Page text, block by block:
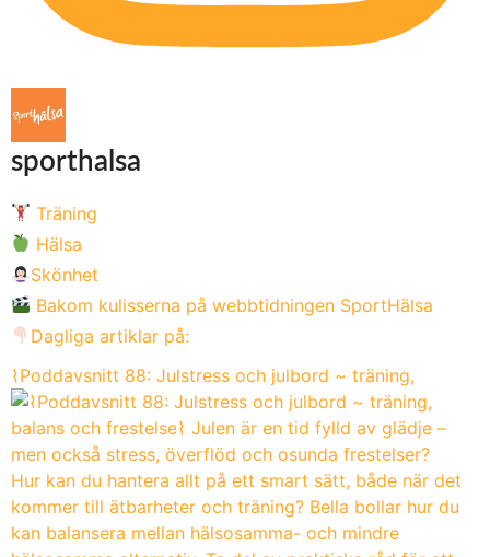
sporthalsa
Träning
Hälsa
Skönhet
Bakom kulisserna på webbtidningen SportHälsa
Dagliga artiklar på:
⌇Poddavsnitt 88: Julstress och julbord ~ träning,